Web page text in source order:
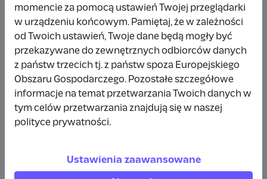
momencie za pomocą ustawień Twojej przeglądarki
w urządzeniu końcowym. Pamiętaj, że w zależności
od Twoich ustawień, Twoje dane będą mogły być
przekazywane do zewnętrznych odbiorców danych
z państw trzecich tj. z państw spoza Europejskiego
Obszaru Gospodarczego. Pozostałe szczegółowe
informacje na temat przetwarzania Twoich danych w
tym celów przetwarzania znajdują się w naszej
polityce prywatności.
Ustawienia zaawansowane